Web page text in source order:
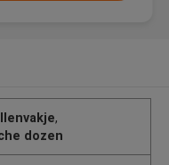
,
dozen